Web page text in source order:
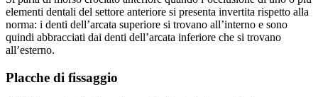
elementi dentali del settore anteriore si presenta invertita rispetto alla
norma: i denti dell’arcata superiore si trovano all’interno e sono
quindi abbracciati dai denti dell’arcata inferiore che si trovano
all’esterno.
Placche di fissaggio